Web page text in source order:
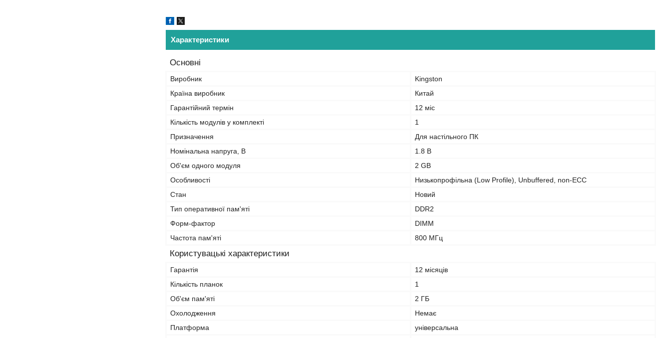
Характеристики
Основні
Виробник
Kingston
Країна виробник
Китай
Гарантійний термін
12 міс
Кількість модулів у комплекті
1
Призначення
Для настільного ПК
Номінальна напруга, В
1.8 В
Об'єм одного модуля
2 GB
Особливості
Низькопрофільна (Low Profile), Unbuffered, non-ECC
Стан
Новий
Тип оперативної пам'яті
DDR2
Форм-фактор
DIMM
Частота пам'яті
800 МГц
Користувацькі характеристики
Гарантія
12 місяців
Кількість планок
1
Об'єм пам'яті
2 ГБ
Охолодження
Немає
Платформа
універсальна